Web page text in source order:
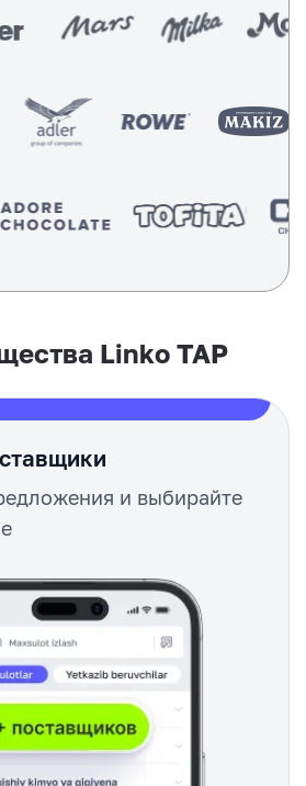
Linko TAP
и выбирайте